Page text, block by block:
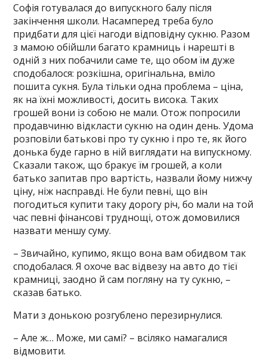
Софія готувалася до випускного балу після
закінчення школи. Насамперед треба було
придбати для цієї нагоди відповідну сукню. Разом
з мамою обійшли багато крамниць і нарешті в
одній з них побачили саме те, що обом їм дуже
сподобалося: розкішна, оригінальна, вміло
пошита сукня. Була тільки одна проблема – ціна,
як на їхні можливості, досить висока. Таких
грошей вони із собою не мали. Отож попросили
продавчиню відкласти сукню на один день. Удома
розповіли батькові про ту сукню і про те, як його
донька буде гарно в ній виглядати на випускному.
Сказали також, що бракує їм грошей, а коли
батько запитав про вартість, назвали йому нижчу
ціну, ніж насправді. Не були певні, що він
погодиться купити таку дорогу річ, бо мали на той
час певні фінансові труднощі, отож домовилися
назвати меншу суму.
– Звичайно, купимо, якщо вона вам обидвом так
сподобалася. Я охоче вас відвезу на авто до тієї
крамниці, заодно й сам погляну на ту сукню, –
сказав батько.
Мати з донькою розгублено перезирнулися.
– Але ж… Може, ми самі? – всіляко намагалися
відмовити.